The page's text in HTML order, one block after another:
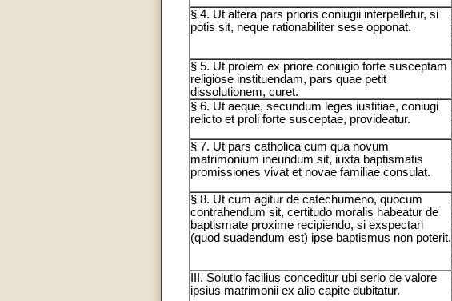
§ 4. Ut altera pars prioris coniugii interpelletur, si
potis sit, neque rationabiliter sese opponat.
§ 5. Ut prolem ex priore coniugio forte susceptam
religiose instituendam, pars quae petit
dissolutionem, curet.
§ 6. Ut aeque, secundum leges iustitiae, coniugi
relicto et proli forte susceptae, provideatur.
§ 7. Ut pars catholica cum qua novum
matrimonium ineundum sit, iuxta baptismatis
promissiones vivat et novae familiae consulat.
§ 8. Ut cum agitur de catechumeno, quocum
contrahendum sit, certitudo moralis habeatur de
baptismate proxime recipiendo, si exspectari
(quod suadendum est) ipse baptismus non poterit.
III. Solutio facilius conceditur ubi serio de valore
ipsius matrimonii ex alio capite dubitatur.